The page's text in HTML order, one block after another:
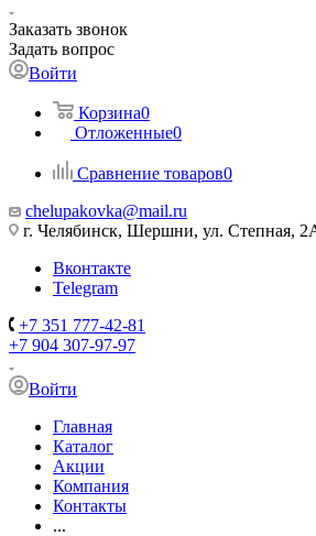
Заказать звонок
Задать вопрос
Войти
Корзина0
Отложенные0
Сравнение товаров0
chelupakovka@mail.ru
г. Челябинск, Шершни, ул. Степная,
Вконтакте
Telegram
+7 351 777-42-81
+7 904 307-97-97
Войти
Главная
Каталог
Акции
Компания
Контакты
...